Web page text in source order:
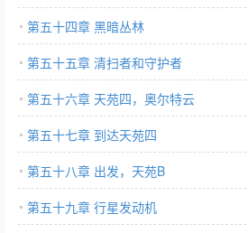
第五十四章 黑暗丛林
第五十五章 清扫者和守护者
第五十六章 天苑四，奥尔特云
第五十七章 到达天苑四
第五十八章 出发，天苑B
第五十九章 行星发动机